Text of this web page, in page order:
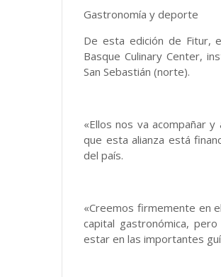
Gastronomía y deporte
De esta edición de Fitur,
Basque Culinary Center,
San Sebastián (norte).
«Ellos nos va acompañar
que esta alianza está
del país.
«Creemos firmemente en
capital gastronómica,
estar en las importantes